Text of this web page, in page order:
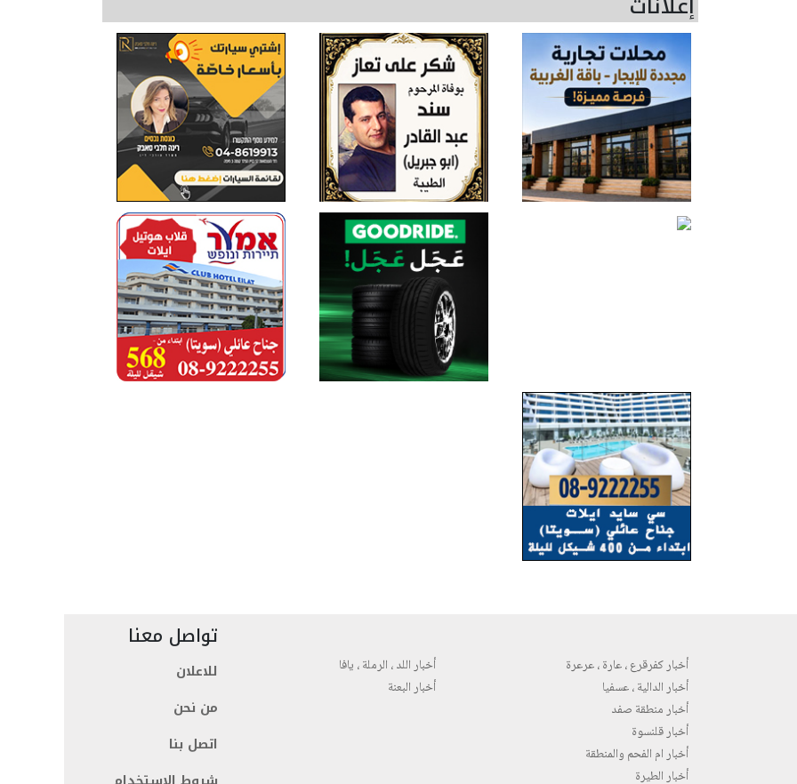
أخبار كفرقرع ، عارة ، عرعرة
أخبار الدالية ، عسفيا
أخبار منطقة صفد
أخبار قلنسوة
أخبار ام الفحم والمنطقة
أخبار الطيرة
أخبار اللد ، الرملة ، يافا
أخبار البعنة
تواصل معنا
للاعلان
من نحن
اتصل بنا